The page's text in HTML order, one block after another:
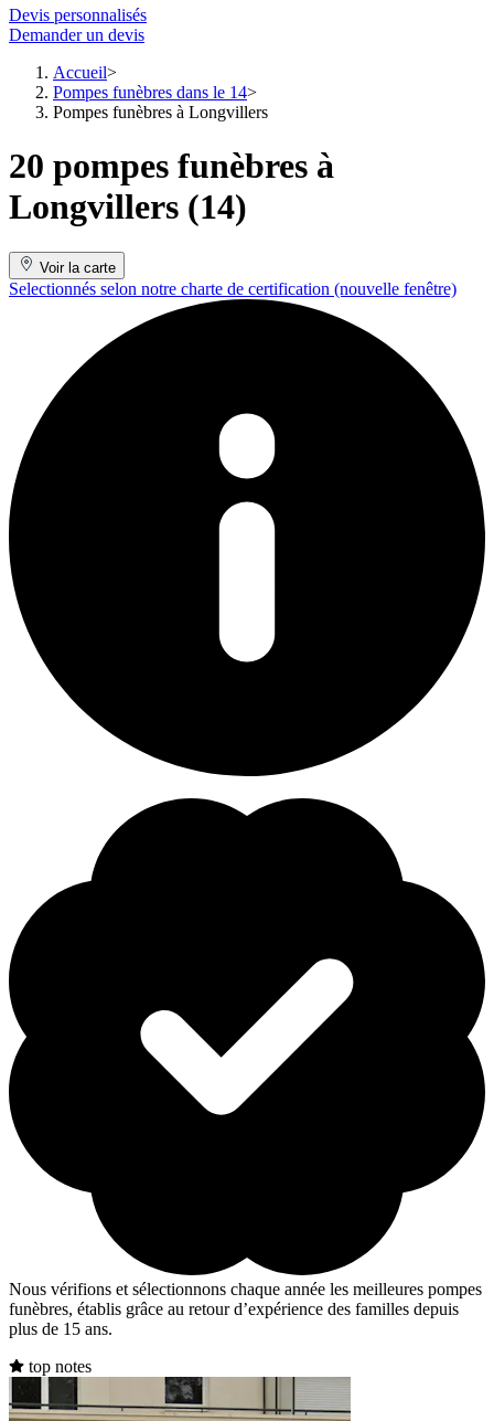
Devis personnalisés
Demander un devis
Accueil
Pompes funèbres dans le 14
Pompes funèbres à Longvillers
20 pompes funèbres à
Longvillers (14)
Voir la carte
Selectionnés selon notre charte de certification (nouvelle fenêtre)
Nous vérifions et sélectionnons chaque année les meilleures pompes
funèbres, établis grâce au retour d’expérience des familles depuis
plus de 15 ans.
top notes